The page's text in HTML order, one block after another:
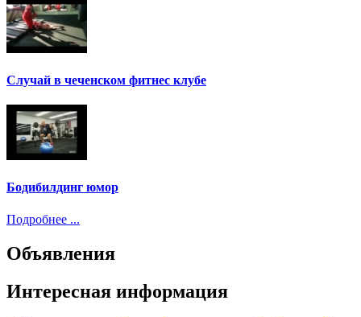
Случай в чеченском фитнес клубе
Бодибилдинг юмор
Подробнее ...
Объявления
Интересная информация